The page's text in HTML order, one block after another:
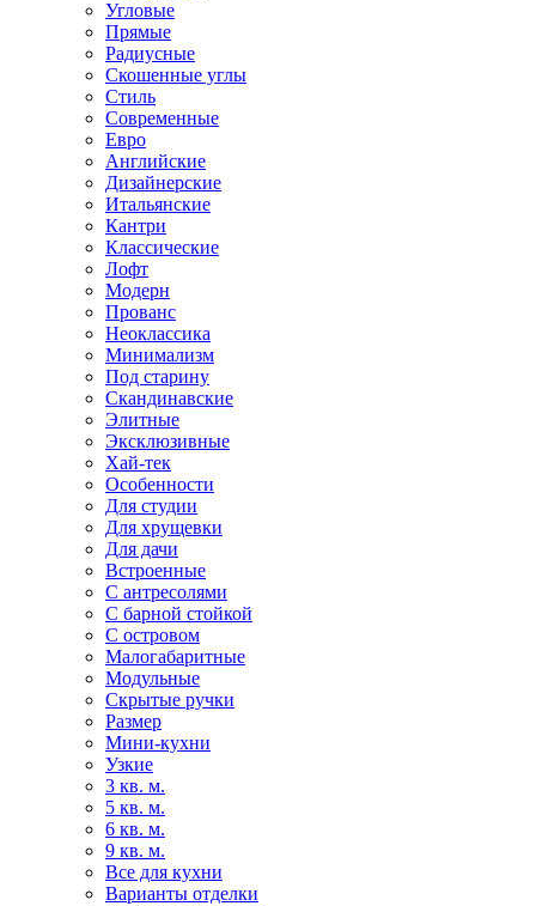
Угловые
Прямые
Радиусные
Скошенные углы
Стиль
Современные
Евро
Английские
Дизайнерские
Итальянские
Кантри
Классические
Лофт
Модерн
Прованс
Неоклассика
Минимализм
Под старину
Скандинавские
Элитные
Эксклюзивные
Хай-тек
Особенности
Для студии
Для хрущевки
Для дачи
Встроенные
С антресолями
С барной стойкой
С островом
Малогабаритные
Модульные
Скрытые ручки
Размер
Мини-кухни
Узкие
3 кв. м.
5 кв. м.
6 кв. м.
9 кв. м.
Все для кухни
Варианты отделки